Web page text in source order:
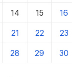
14 15 16
21 22 23
28 29 30